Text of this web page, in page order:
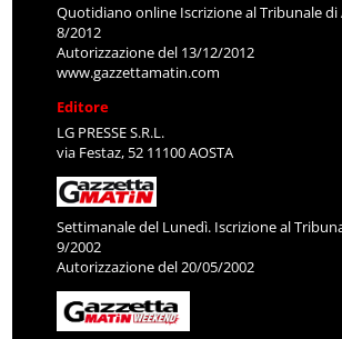
Quotidiano online Iscrizione al Tribunale di
8/2012
Autorizzazione del 13/12/2012
www.gazzettamatin.com
Editore
LG PRESSE S.R.L.
via Festaz, 52 11100 AOSTA
Settimanale del Lunedì. Iscrizione al
9/2002
Autorizzazione del 20/05/2002